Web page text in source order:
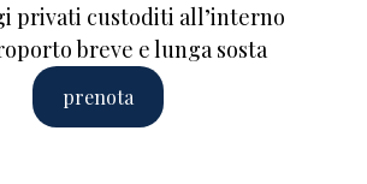
privati custoditi all’interno
breve e lunga sosta
prenota